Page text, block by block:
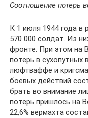
Соотношение потерь
К 1 июля 1944 года в
570 000 солдат. Из
фронте. При этом на
потерь в сухопутных
люфтваффе и
боевых действий
брать во внимание
потерь пришлось на
22,6% вермахта